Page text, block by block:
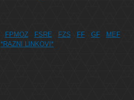
FPMOZ FSRE FZS FF GF
MEF
*RAZNI LINKOVI*